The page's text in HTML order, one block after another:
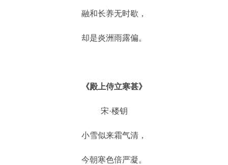
融和长养无时歇，
却是炎洲雨露偏。
《殿上侍立寒甚》
宋·楼钥
小雪似来霜气清，
今朝寒色倍严凝。